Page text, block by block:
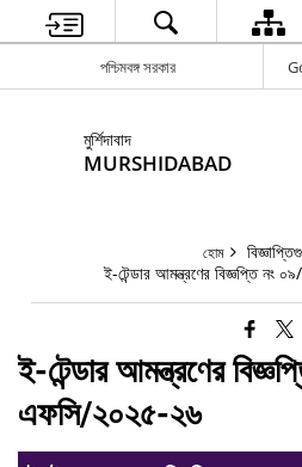
পশ্চিমবঙ্গ সরকার
মুর্শিদাবাদ
MURSHIDABAD
হোম
ই-টেন্ডার আমন্ত্রণের বিজ্ঞপ্তি নং
ই-টেন্ডার আমন্ত্রণের
এফসি/২০২৫-২৬